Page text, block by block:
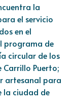
la
el servicio
en el
programa de
circular de los
Carrillo Puerto;
artesanal para
la ciudad de